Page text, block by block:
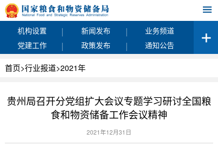
机构设置 | 新闻发布 |
业务频道
党建工作
| 政策发布 | 通知公告
首页>行业报道>2021年
贵州局召开分党组扩大会议专题学习研讨全国粮
食和物资储备工作会议精神
2021年12月31日